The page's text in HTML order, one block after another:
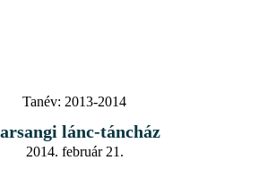
Tanév: 2013-2014
lánc-táncház
2014. február 21.